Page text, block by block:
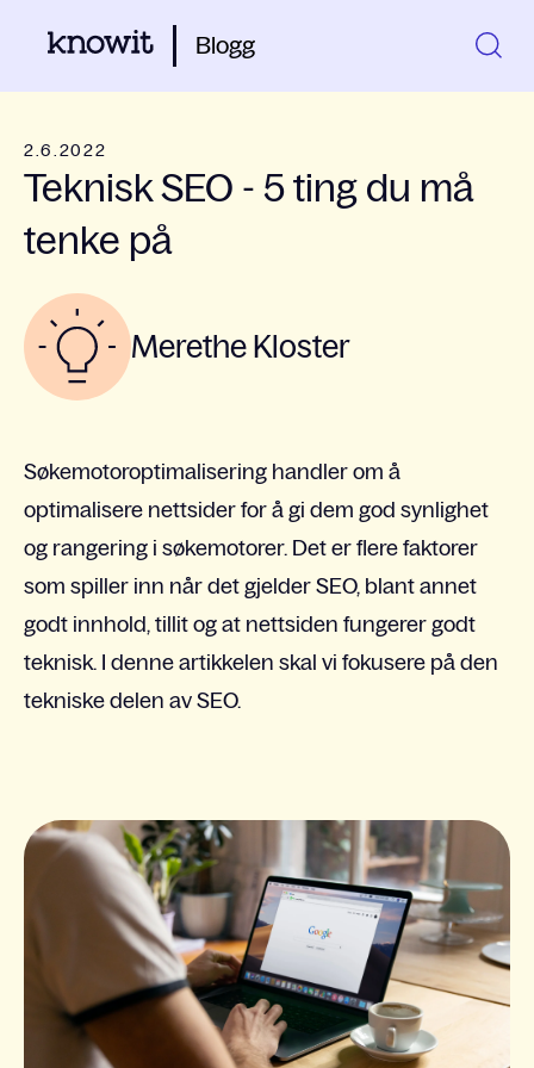
Blogg
2.6.2022
Teknisk SEO - 5 ting du må
tenke på
Merethe Kloster
Søkemotoroptimalisering handler om å
optimalisere nettsider for å gi dem god synlighet
og rangering i søkemotorer. Det er flere faktorer
som spiller inn når det gjelder SEO, blant annet
godt innhold, tillit og at nettsiden fungerer godt
teknisk. I denne artikkelen skal vi fokusere på den
tekniske delen av SEO.